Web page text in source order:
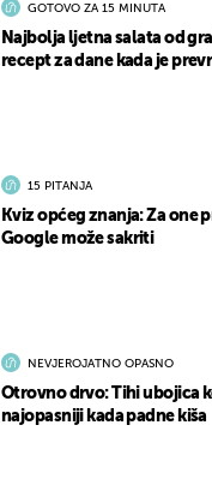
GOTOVO ZA 15 MINUTA
Najbolja ljetna salata od
recept za dane kada je
15 PITANJA
Kviz općeg znanja: Za one
Google može sakriti
NEVJEROJATNO OPASNO
Otrovno drvo: Tihi ubojica
najopasniji kada padne kiša